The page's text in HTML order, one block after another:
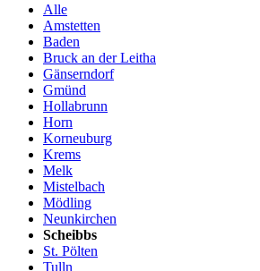
Alle
Amstetten
Baden
Bruck an der Leitha
Gänserndorf
Gmünd
Hollabrunn
Horn
Korneuburg
Krems
Melk
Mistelbach
Mödling
Neunkirchen
Scheibbs
St. Pölten
Tulln